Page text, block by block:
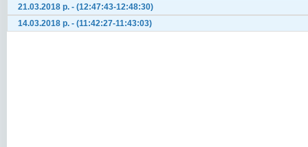
21.03.2018 р. - (12:47:43-12:48:30)
14.03.2018 р. - (11:42:27-11:43:03)